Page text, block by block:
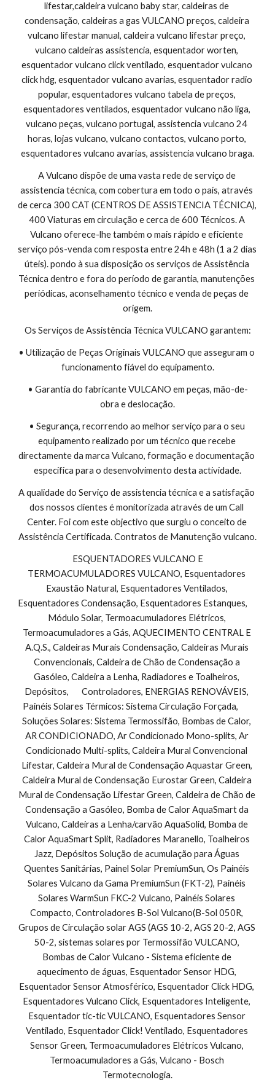
lifestar,caldeira vulcano baby star, caldeiras de
condensação, caldeiras a gas VULCANO preços, caldeira
vulcano lifestar manual, caldeira vulcano lifestar preço,
vulcano caldeiras assistencia, esquentador worten,
esquentador vulcano click ventilado, esquentador vulcano
click hdg, esquentador vulcano avarias, esquentador radio
popular, esquentadores vulcano tabela de preços,
esquentadores ventilados, esquentador vulcano não liga,
vulcano peças, vulcano portugal, assistencia vulcano 24
horas, lojas vulcano, vulcano contactos, vulcano porto,
esquentadores vulcano avarias, assistencia vulcano braga.
A Vulcano dispõe de uma vasta rede de serviço de
assistencia técnica, com cobertura em todo o país, através
de cerca 300 CAT (CENTROS DE ASSISTENCIA TÉCNICA),
400 Viaturas em circulação e cerca de 600 Técnicos. A
Vulcano oferece-lhe também o mais rápido e eficiente
serviço pós-venda com resposta entre 24h e 48h (1 a 2 dias
úteis). pondo à sua disposição os serviços de Assistência
Técnica dentro e fora do período de garantia, manutenções
periódicas, aconselhamento técnico e venda de peças de
origem.
Os Serviços de Assistência Técnica VULCANO garantem:
• Utilização de Peças Originais VULCANO que asseguram o
funcionamento fiável do equipamento.
• Garantia do fabricante VULCANO em peças, mão-de-
obra e deslocação.
• Segurança, recorrendo ao melhor serviço para o seu
equipamento realizado por um técnico que recebe
directamente da marca Vulcano, formação e documentação
específica para o desenvolvimento desta actividade.
A qualidade do Serviço de assistencia técnica e a satisfação
dos nossos clientes é monitorizada através de um Call
Center. Foi com este objectivo que surgiu o conceito de
Assistência Certificada. Contratos de Manutenção vulcano.
TERMOACUMULADORES VULCANO, Esquentadores
Exaustão Natural, Esquentadores Ventilados,
Esquentadores Condensação, Esquentadores Estanques,
Módulo Solar, Termoacumuladores Elétricos,
Termoacumuladores a Gás, AQUECIMENTO CENTRAL E
A.Q.S., Caldeiras Murais Condensação, Caldeiras Murais
Convencionais, Caldeira de Chão de Condensação a
Gasóleo, Caldeira a Lenha, Radiadores e Toalheiros,
Depósitos,       Controladores, ENERGIAS RENOVÁVEIS,
Painéis Solares Térmicos: Sistema Circulação Forçada,
Soluções Solares: Sistema Termossifão, Bombas de Calor,
AR CONDICIONADO, Ar Condicionado Mono-splits, Ar
Condicionado Multi-splits, Caldeira Mural Convencional
Lifestar, Caldeira Mural de Condensação Aquastar Green,
Caldeira Mural de Condensação Eurostar Green, Caldeira
Mural de Condensação Lifestar Green, Caldeira de Chão de
Condensação a Gasóleo, Bomba de Calor AquaSmart da
Vulcano, Caldeiras a Lenha/carvão AquaSolid, Bomba de
Calor AquaSmart Split, Radiadores Maranello, Toalheiros
Jazz, Depósitos Solução de acumulação para Águas
Quentes Sanitárias, Painel Solar PremiumSun, Os Painéis
Solares Vulcano da Gama PremiumSun (FKT-2), Painéis
Solares WarmSun FKC-2 Vulcano, Painéis Solares
Compacto, Controladores B-Sol Vulcano(B-Sol 050R,
Grupos de Circulação solar AGS (AGS 10-2, AGS 20-2, AGS
50-2, sistemas solares por Termossifão VULCANO,
Bombas de Calor Vulcano - Sistema eficiente de
aquecimento de águas, Esquentador Sensor HDG,
Esquentador Sensor Atmosférico, Esquentador Click HDG,
Esquentadores Vulcano Click, Esquentadores Inteligente,
Esquentador tic-tic VULCANO, Esquentadores Sensor
Ventilado, Esquentador Click! Ventilado, Esquentadores
Sensor Green, Termoacumuladores Elétricos Vulcano,
Termoacumuladores a Gás, Vulcano - Bosch
Termotecnologia.